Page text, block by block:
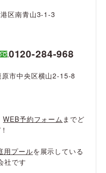
区南青山3-1-3
0120-284-968
市中央区横山2-15-8
WEB予約フォーム までど
用プールを展示している
社です